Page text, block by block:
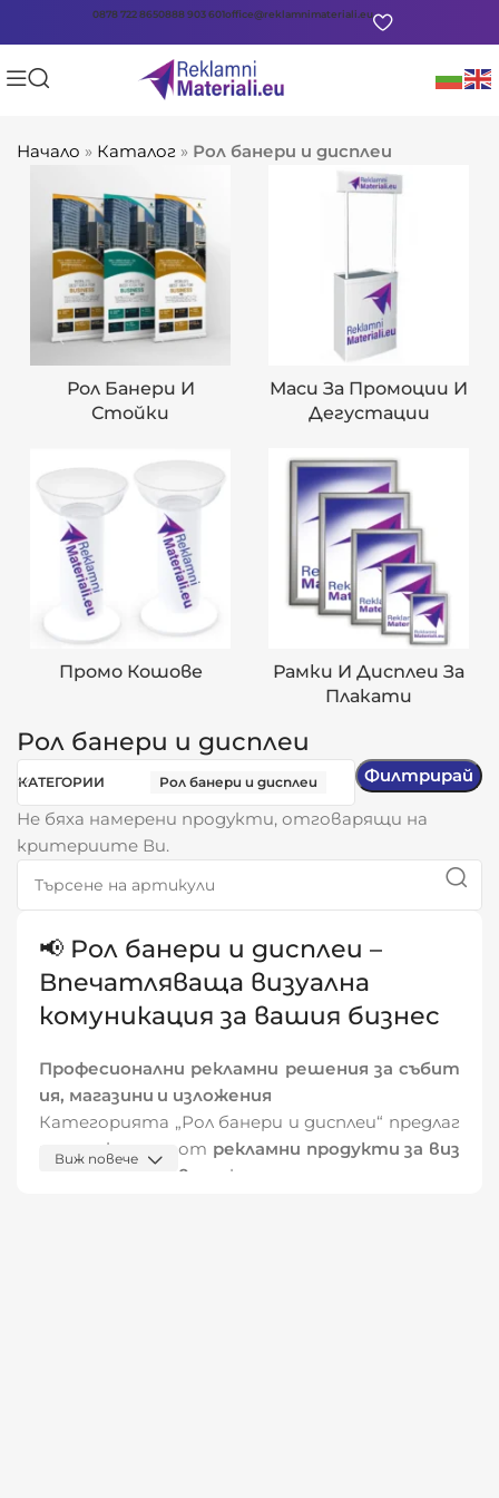
0878 722 8650888 903 601office@reklamnimateriali.eu
Начало » Каталог » Рол банери и дисплеи
Рол Банери И
Стойки
Маси За Промоции И
Дегустации
Промо Кошове
Рамки И Дисплеи За
Плакати
Рол банери и дисплеи
КАТЕГОРИИ Рол банери и дисплеи Филтрирай
Не бяха намерени продукти, отговарящи на
критериите Ви.
📢 Рол банери и дисплеи –
Впечатляваща визуална
комуникация за вашия бизнес
Професионални рекламни решения за събит
ия, магазини и изложения
Категорията „Рол банери и дисплеи“ предлаг
а широка гама от рекламни продукти за виз
уално представяне
, които са идеални за тър
Виж повече